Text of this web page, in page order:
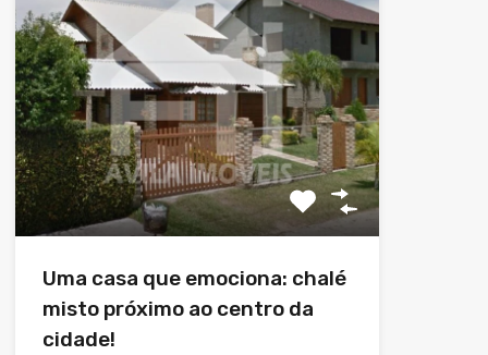
Uma casa que emociona: chalé
misto próximo ao centro da
cidade!